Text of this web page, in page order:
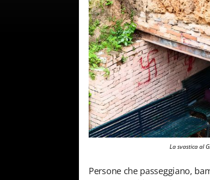
La svastica al
Persone che passeggiano,